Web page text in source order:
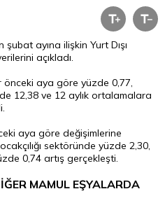
şubat ayına ilişkin Yurt Dışı
açıkladı.
önceki aya göre yüzde 0,77,
12,38 ve 12 aylık ortalamalara
aya göre değişimlerine
sektöründe yüzde 2,30,
0,74 artış gerçekleşti.
MAMUL EŞYALARDA